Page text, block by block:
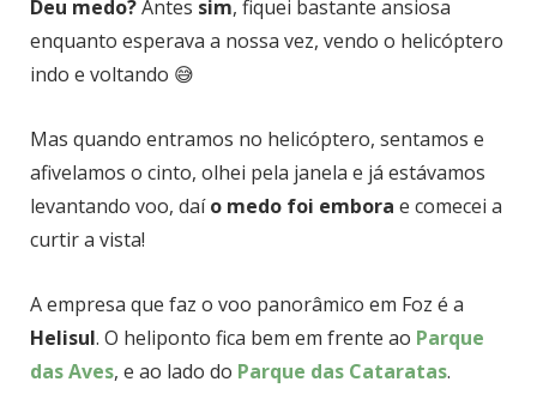
Deu medo?Antes sim, fiquei bastante ansiosa
enquanto esperava a nossa vez, vendo o helicóptero
indo e voltando 😅
Mas quando entramos no helicóptero, sentamos e
afivelamos o cinto, olhei pela janela e já estávamos
levantando voo, daío medo foi embora e comecei a
curtir a vista!
A empresa que faz o voo panorâmico em Foz é a
Helisul. O heliponto fica bem em frente ao Parque
das Aves, e ao lado do Parque das Cataratas.